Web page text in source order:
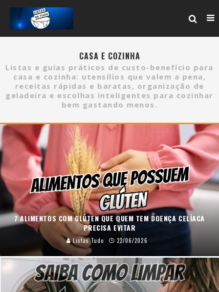
CASA E COZINHA
Listas e guias práticos de custo-benefício para
casa e cozinha: utensílios que valem a pena,
receitas rápidas e baratas, organização de
geladeira e escolhas inteligentes para cozinhar
bem gastando menos.
7 ALIMENTOS COM GLÚTEN QUE QUEM TEM DOENÇA CELÍACA
PRECISA EVITAR
Listas Tudo 22/06/2026